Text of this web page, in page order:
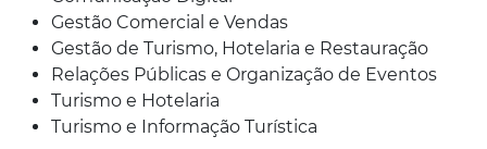
Gestão Comercial e Vendas
Gestão de Turismo, Hotelaria e Restauração
Relações Públicas e Organização de Eventos
Turismo e Hotelaria
Turismo e Informação Turística